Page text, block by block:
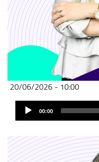
20/06/2026 - 10:00
Audio
Player 00:00